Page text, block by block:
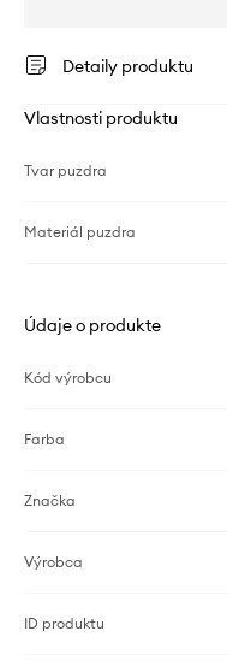
Detaily produktu
Vlastnosti produktu
Tvar puzdra
Materiál puzdra
Údaje o produkte
Kód výrobcu
Farba
Značka
Výrobca
ID produktu